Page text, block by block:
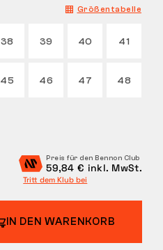
Größentabelle
38 39 40 41
45 46 47 48
Preis für den Bennon Club
59,84 € inkl. MwSt.
Tritt dem Klub bei
IN DEN WARENKORB